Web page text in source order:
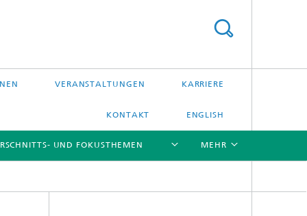
VERANSTALTUNGEN KARRIERE
KONTAKT ENGLISH
UND FOKUSTHEMEN MEHR